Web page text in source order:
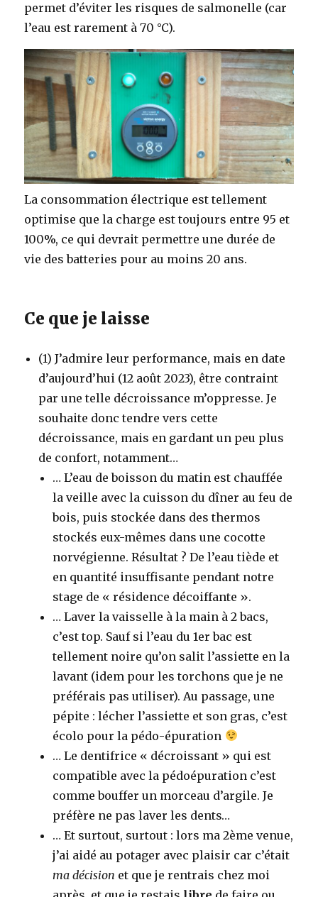
permet d’éviter les risques de salmonelle (car
l’eau est rarement à 70 °C).
La consommation électrique est tellement
optimise que la charge est toujours entre 95 et
100%, ce qui devrait permettre une durée de
vie des batteries pour au moins 20 ans.
Ce que je laisse
(1) J’admire leur performance, mais en date
d’aujourd’hui (12 août 2023), être contraint
par une telle décroissance m’oppresse. Je
souhaite donc tendre vers cette
décroissance, mais en gardant un peu plus
de confort, notamment…
… L’eau de boisson du matin est chauffée
la veille avec la cuisson du dîner au feu de
bois, puis stockée dans des thermos
stockés eux-mêmes dans une cocotte
norvégienne. Résultat ? De l’eau tiède et
en quantité insuffisante pendant notre
stage de « résidence décoiffante ».
… Laver la vaisselle à la main à 2 bacs,
c’est top. Sauf si l’eau du 1er bac est
tellement noire qu’on salit l’assiette en la
lavant (idem pour les torchons que je ne
préférais pas utiliser). Au passage, une
pépite : lécher l’assiette et son gras, c’est
écolo pour la pédo-épuration
… Le dentifrice « décroissant » qui est
compatible avec la pédoépuration c’est
comme bouffer un morceau d’argile. Je
préfère ne pas laver les dents…
… Et surtout, surtout : lors ma 2ème venue,
j’ai aidé au potager avec plaisir car c’était
ma décision et que je rentrais chez moi